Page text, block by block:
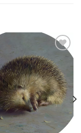
wishlist